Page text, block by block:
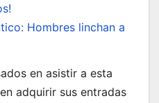
Hombres linchan a
en asistir a esta
adquirir sus entradas